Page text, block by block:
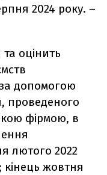
2024 року. –
оцінить
допомогою
проведеного
фірмою, в
лютого 2022
; кінець жовтня